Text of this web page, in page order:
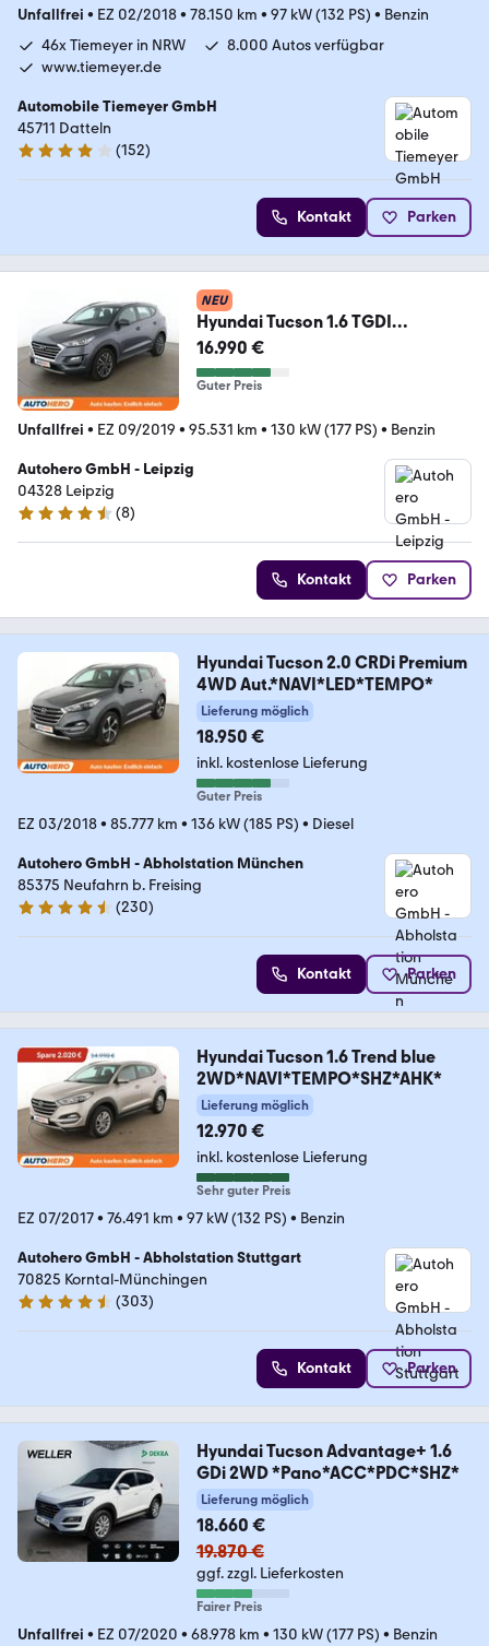
Unfallfrei • EZ 02/2018• 78.150 km • 97 kW (132 PS) • Benzin
46x Tiemeyer in NRW
8.000 Autos verfügbar
www.tiemeyer.de
Automobile Tiemeyer GmbH
45711 Datteln
3.8 Sterne
(152)
Kontakt Parken
NEU
Hyundai Tucson 1.6 TGDI
Advantage 2WD
Aut.*NAVI*SPUR*CAM
16.990 €
Guter Preis
Unfallfrei • EZ 09/2019 • 95.531 km • 130 kW (177 PS) • Benzin
Autohero GmbH - Leipzig
04328 Leipzig
4.3 Sterne
(8)
Kontakt Parken
Hyundai Tucson 2.0 CRDi Premium
4WD Aut.*NAVI*LED*TEMPO*
Lieferung möglich
18.950 €
inkl. kostenlose Lieferung
Guter Preis
EZ 03/2018• 85.777 km • 136 kW (185 PS) • Diesel
Autohero GmbH - Abholstation München
85375 Neufahrn b. Freising
4.4 Sterne
(230)
Kontakt Parken
Hyundai Tucson 1.6 Trend blue
2WD*NAVI*TEMPO*SHZ*AHK*
Lieferung möglich
12.970 €
inkl. kostenlose Lieferung
Sehr guter Preis
EZ 07/2017• 76.491 km • 97 kW (132 PS) • Benzin
Autohero GmbH - Abholstation Stuttgart
70825 Korntal-Münchingen
4.4 Sterne
(303)
Kontakt Parken
Hyundai Tucson Advantage+ 1.6
GDi 2WD *Pano*ACC*PDC*SHZ*
Lieferung möglich
18.660 €
19.870 €
ggf. zzgl. Lieferkosten
Fairer Preis
Unfallfrei • EZ 07/2020 • 68.978 km • 130 kW (177 PS) • Benzin